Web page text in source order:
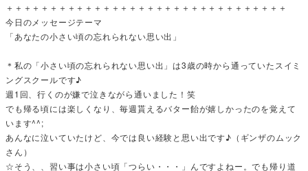
＋＋＋＋＋＋＋＋＋＋＋＋＋＋＋＋＋＋＋＋＋＋＋＋＋＋＋＋＋＋＋＋
今日のメッセージテーマ
「あなたの小さい頃の忘れられない思い出」
＊私の「小さい頃の忘れられない思い出」は3歳の時から通っていたスイミ
ングスクールです♪
週1回、行くのが嫌で泣きながら通いました！笑
でも帰る頃には楽しくなり、毎週貰えるバター飴が嬉しかったのを覚えて
います^^;
あんなに泣いていたけど、今では良い経験と思い出です♪（ギンザのムック
さん）
☆そう、、習い事は小さい頃「つらい・・・」んですよねー。でも帰り道